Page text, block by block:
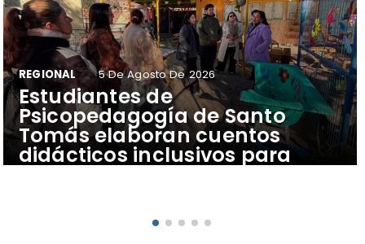
​Estudiantes de
Psicopedagogía de Santo
Tomás elaboran cuentos
didácticos inclusivos para
apoyar el aprendizaje de
REGIONAL 5 De Agosto De 2026